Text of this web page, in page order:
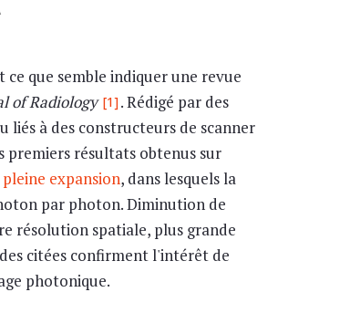
que semble indiquer une revue
of Radiology [1]. Rédigé par des
liés à des constructeurs de scanner
premiers résultats obtenus sur
pleine expansion, dans lesquels la
par photon. Diminution de
résolution spatiale, plus grande
citées confirment l'intérêt de
photonique.